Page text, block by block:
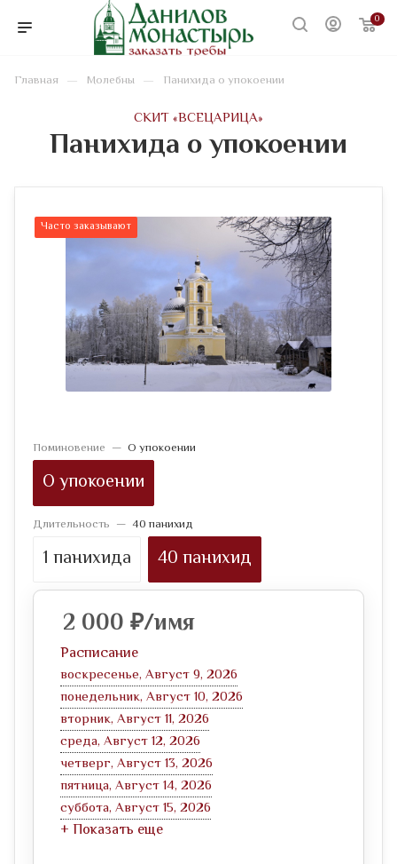
0
Главная — Молебны — Панихида о упокоении
CКИТ «ВСЕЦАРИЦА»
Панихида о упокоении
Часто заказывают
Поминовение — О упокоении
О упокоении
Длительность — 40 панихид
1 панихида 40 панихид
2 000 ₽/имя
Расписание
воскресенье, Август 9, 2026
понедельник, Август 10, 2026
вторник, Август 11, 2026
среда, Август 12, 2026
четверг, Август 13, 2026
пятница, Август 14, 2026
суббота, Август 15, 2026
+ Показать еще